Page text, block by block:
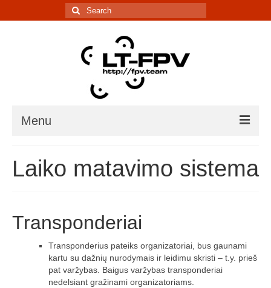
Search
for:
Menu
5.8G kanalų skaičiuoklė
IR davikliai – sąrašai, informacija
Lenktynės/renginiai
„Savaitės lyga”
Laiko matavimo sistema
Transponderiai
Transponderius pateiks organizatoriai, bus gaunami
kartu su dažnių nurodymais ir leidimu skristi – t.y. prieš
pat varžybas. Baigus varžybas transponderiai
nedelsiant gražinami organizatoriams.